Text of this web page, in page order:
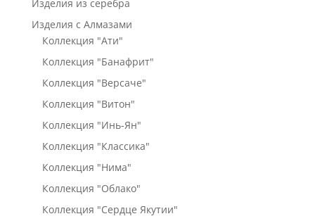
Изделия из серебра
Изделия с Алмазами
Коллекция "Ати"
Коллекция "Банафрит"
Коллекция "Версаче"
Коллекция "Витон"
Коллекция "Инь-Ян"
Коллекция "Классика"
Коллекция "Нима"
Коллекция "Облако"
Коллекция "Сердце Якутии"